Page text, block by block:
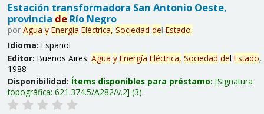
Estación transformadora San Antonio Oeste,
provincia deRío Negro
por Agua y Energía Eléctrica, Sociedad del Estado.
Idioma: Español
Editor: Buenos Aires: Agua y Energía Eléctrica, Sociedad del Estado,
1988
Disponibilidad: Ítems disponibles para préstamo: Signatura
topográfica: 621.374.5/A282/v.2 (3).